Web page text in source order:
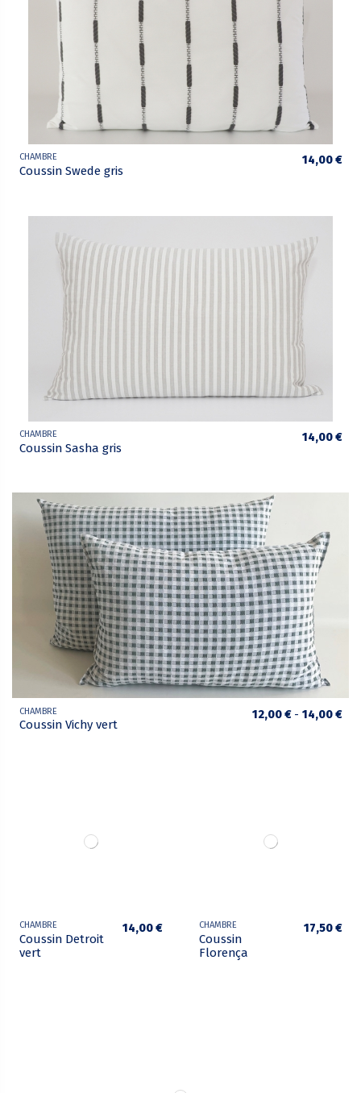
CHAMBRE
Coussin Swede gris
14,00 €
CHAMBRE
Coussin Sasha gris
14,00 €
CHAMBRE
Coussin Vichy vert
12,00 € - 14,00 €
CHAMBRE
Coussin Detroit
vert
14,00 € CHAMBRE
Coussin
Florença
17,50 €